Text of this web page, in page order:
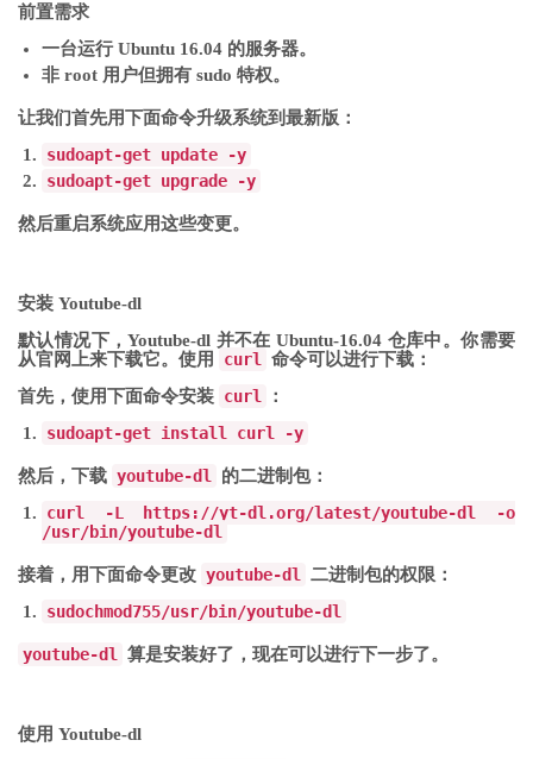
前置需求
一台运行 Ubuntu 16.04 的服务器。
非 root 用户但拥有 sudo 特权。
让我们首先用下面命令升级系统到最新版：
sudoapt-get update -y
sudoapt-get upgrade -y
然后重启系统应用这些变更。
安装 Youtube-dl
默认情况下，Youtube-dl 并不在 Ubuntu-16.04 仓库中。你需要
从官网上来下载它。使用
curl
命令可以进行下载：
首先，使用下面命令安装 curl
：
sudoapt-get install curl -y
然后，下载 youtube-dl
的二进制包：
curl
-L https: //yt-dl.org/latest/youtube-dl -o
/usr/bin/youtube-dl
接着，用下面命令更改 youtube-dl
二进制包的权限：
sudochmod755/usr/bin/youtube-dl
youtube-dl 算是安装好了，现在可以进行下一步了。
使用 Youtube-dl